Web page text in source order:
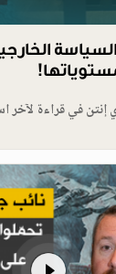
إنتن في قراءة